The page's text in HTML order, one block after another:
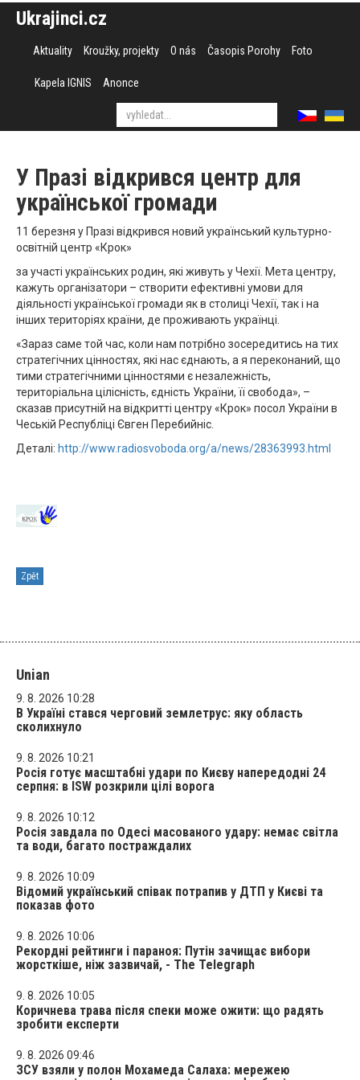
Ukrajinci.cz
Aktuality Kroužky, projekty O nás Časopis Porohy Foto
Kapela IGNIS Anonce
У Празі відкрився центр для
української громади
11 березня у Празі відкрився новий український культурно-
освітній центр «Крок»
за участі українських родин, які живуть у Чехії. Мета центру,
кажуть організатори – створити ефективні умови для
діяльності української громади як в столиці Чехії, так і на
інших територіях країни, де проживають українці.
«Зараз саме той час, коли нам потрібно зосередитись на тих
стратегічних цінностях, які нас єднають, а я переконаний, що
тими стратегічними цінностями є незалежність,
територіальна цілісність, єдність України, її свобода», –
сказав присутній на відкритті центру «Крок» посол України в
Чеській Республіці Євген Перебийніс.
Деталі: http://www.radiosvoboda.org/a/news/28363993.html
Zpět
Unian
9. 8. 2026 10:28
В Україні стався черговий землетрус: яку область
сколихнуло
9. 8. 2026 10:21
Росія готує масштабні удари по Києву напередодні 24
серпня: в ISW розкрили цілі ворога
9. 8. 2026 10:12
Росія завдала по Одесі масованого удару: немає світла
та води, багато постраждалих
9. 8. 2026 10:09
Відомий український співак потрапив у ДТП у Києві та
показав фото
9. 8. 2026 10:06
Рекордні рейтинги і параноя: Путін зачищає вибори
жорсткіше, ніж зазвичай, - The Telegraph
9. 8. 2026 10:05
Коричнева трава після спеки може ожити: що радять
зробити експерти
9. 8. 2026 09:46
ЗСУ взяли у полон Мохамеда Салаха: мережею